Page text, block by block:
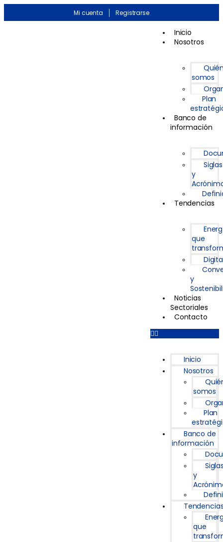
Mi cuenta Registrarse
Inicio
Nosotros
somos
Plan
Banco de
información
Siglas
y
Tendencias
que
y
Noticias
Sectoriales
Contacto
Inicio
Nosotros
somos
Plan
Banco de
información
y
que